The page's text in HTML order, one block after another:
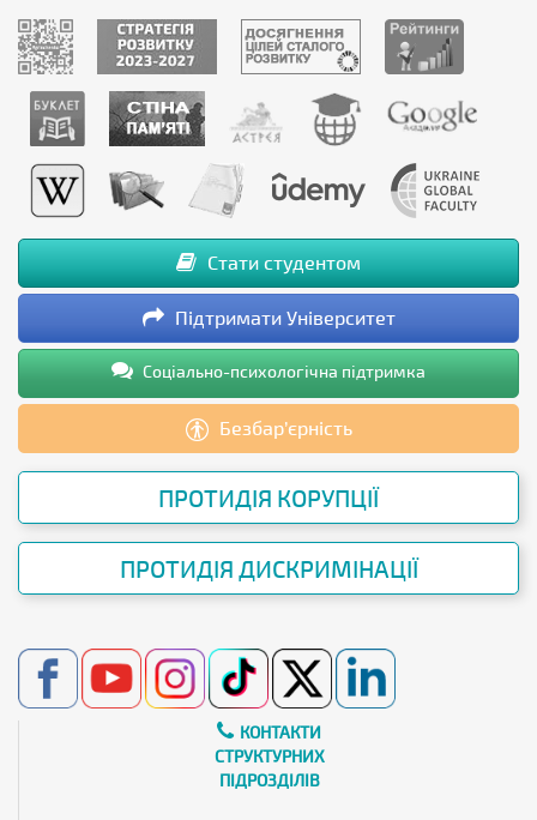
Стати студентом
Підтримати Університет
Соціально-психологічна підтримка
Безбар’єрність
ПРОТИДІЯ КОРУПЦІЇ
ПРОТИДІЯ ДИСКРИМІНАЦІЇ
КОНТАКТИ
СТРУКТУРНИХ
ПІДРОЗДІЛІВ